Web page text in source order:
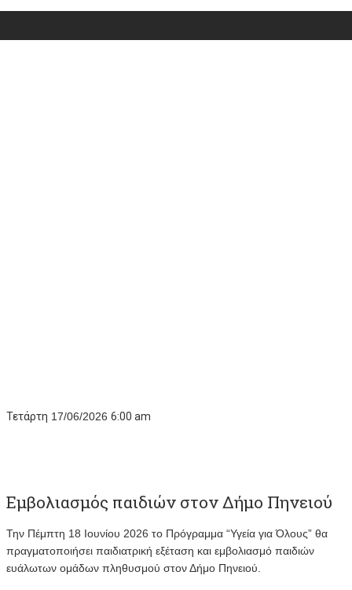
Τετάρτη 17/06/2026 6:00 am
Εμβολιασμός παιδιών στον Δήμο Πηνειού
Την Πέμπτη 18 Ιουνίου 2026 το Πρόγραμμα “Υγεία για Όλους” θα
πραγματοποιήσει παιδιατρική εξέταση και εμβολιασμό παιδιών
ευάλωτων ομάδων πληθυσμού στον Δήμο Πηνειού.